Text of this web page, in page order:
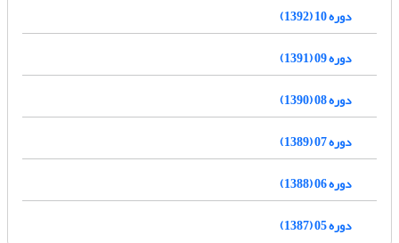
دوره 10 (1392)
دوره 09 (1391)
دوره 08 (1390)
دوره 07 (1389)
دوره 06 (1388)
دوره 05 (1387)